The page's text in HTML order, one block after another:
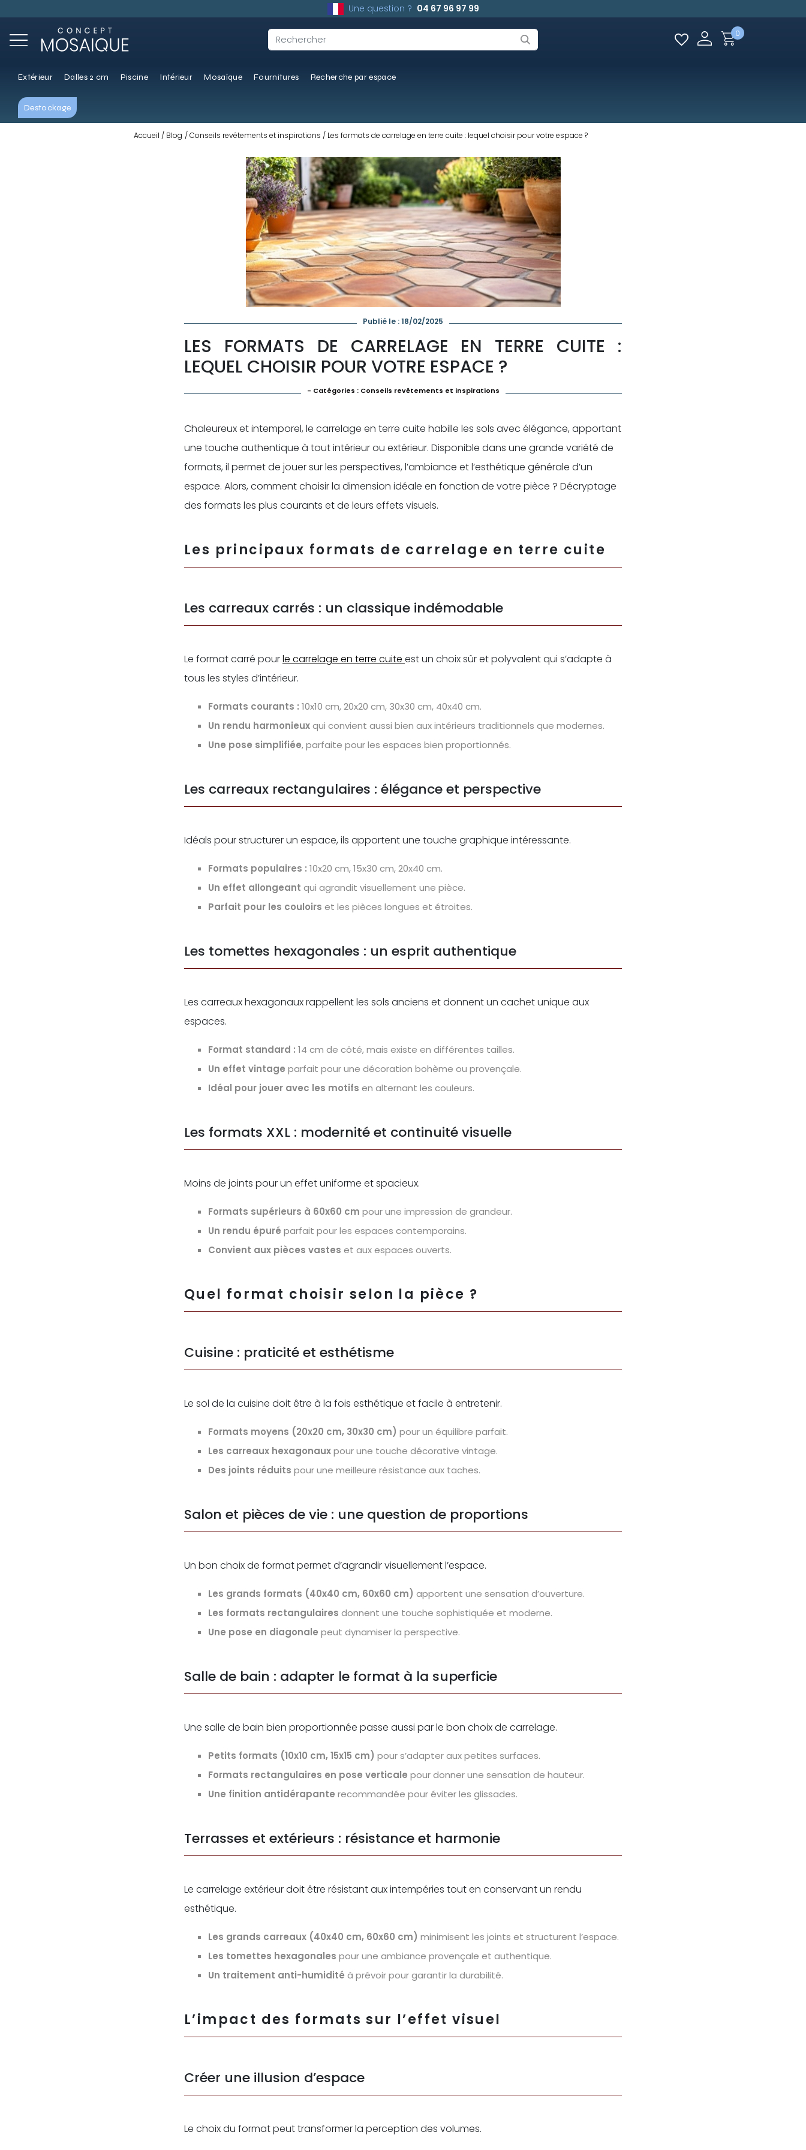
Une question ? 04 67 96 97 99
Extérieur Dalles 2 cm Piscine Intérieur Mosaïque Fournitures Recherche par espace
Destockage
0
Accueil Blog Conseils revêtements et inspirations Les formats de carrelage en terre cuite : lequel choisir pour votre espace ?
Publié le : 18/02/2025
LES FORMATS DE CARRELAGE EN TERRE CUITE :
LEQUEL CHOISIR POUR VOTRE ESPACE ?
- Catégories : Conseils revêtements et inspirations
Chaleureux et intemporel, le carrelage en terre cuite habille les sols avec élégance, apportant
une touche authentique à tout intérieur ou extérieur. Disponible dans une grande variété de
formats, il permet de jouer sur les perspectives, l’ambiance et l’esthétique générale d’un
espace. Alors, comment choisir la dimension idéale en fonction de votre pièce ? Décryptage
des formats les plus courants et de leurs effets visuels.
Les principaux formats de carrelage en terre cuite
Les carreaux carrés : un classique indémodable
Le format carré pourle carrelage en terre cuite est un choix sûr et polyvalent qui s’adapte à
tous les styles d’intérieur.
Formats courants : 10x10 cm, 20x20 cm, 30x30 cm, 40x40 cm.
Un rendu harmonieuxqui convient aussi bien aux intérieurs traditionnels que modernes.
Une pose simplifiée, parfaite pour les espaces bien proportionnés.
Les carreaux rectangulaires : élégance et perspective
Idéals pour structurer un espace, ils apportent une touche graphique intéressante.
Formats populaires : 10x20 cm, 15x30 cm, 20x40 cm.
Un effet allongeant qui agrandit visuellement une pièce.
Parfait pour les couloirs et les pièces longues et étroites.
Les tomettes hexagonales : un esprit authentique
Les carreaux hexagonaux rappellent les sols anciens et donnent un cachet unique aux
espaces.
Format standard : 14 cm de côté, mais existe en différentes tailles.
Un effet vintage parfait pour une décoration bohème ou provençale.
Idéal pour jouer avec les motifs en alternant les couleurs.
Les formats XXL : modernité et continuité visuelle
Moins de joints pour un effet uniforme et spacieux.
Formats supérieurs à 60x60 cm pour une impression de grandeur.
Un rendu épuré parfait pour les espaces contemporains.
Convient aux pièces vastes et aux espaces ouverts.
Quel format choisir selon la pièce ?
Cuisine : praticité et esthétisme
Le sol de la cuisine doit être à la fois esthétique et facile à entretenir.
Formats moyens (20x20 cm, 30x30 cm) pour un équilibre parfait.
Les carreaux hexagonauxpour une touche décorative vintage.
Des joints réduits pour une meilleure résistance aux taches.
Salon et pièces de vie : une question de proportions
Un bon choix de format permet d’agrandir visuellement l’espace.
Les grands formats (40x40 cm, 60x60 cm) apportent une sensation d’ouverture.
Les formats rectangulaires donnent une touche sophistiquée et moderne.
Une pose en diagonale peut dynamiser la perspective.
Salle de bain : adapter le format à la superficie
Une salle de bain bien proportionnée passe aussi par le bon choix de carrelage.
Petits formats (10x10 cm, 15x15 cm) pour s’adapter aux petites surfaces.
Formats rectangulaires en pose verticale pour donner une sensation de hauteur.
Une finition antidérapante recommandée pour éviter les glissades.
Terrasses et extérieurs : résistance et harmonie
Le carrelage extérieur doit être résistant aux intempéries tout en conservant un rendu
esthétique.
Les grands carreaux (40x40 cm, 60x60 cm) minimisent les joints et structurent l’espace.
Les tomettes hexagonales pour une ambiance provençale et authentique.
Un traitement anti-humidité à prévoir pour garantir la durabilité.
L’impact des formats sur l’effet visuel
Créer une illusion d’espace
Le choix du format peut transformer la perception des volumes.